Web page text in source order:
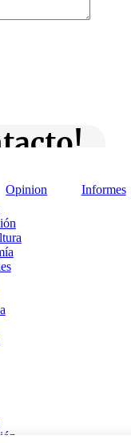
Opinion Informes